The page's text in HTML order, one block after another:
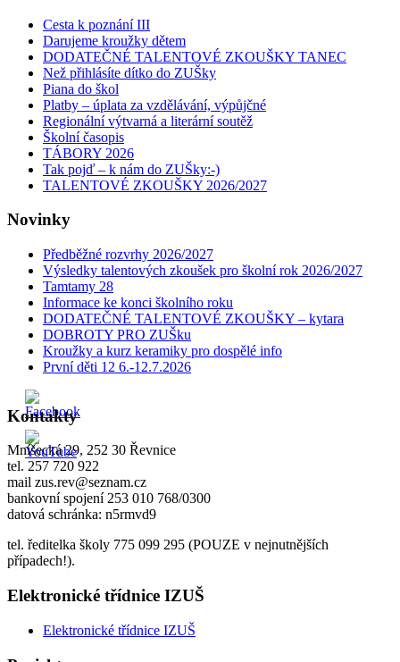
Cesta k poznání III
Darujeme kroužky dětem
DODATEČNÉ TALENTOVÉ ZKOUŠKY TANEC
Než přihlásíte dítko do ZUŠky
Piana do škol
Platby – úplata za vzdělávání, výpůjčné
Regionální výtvarná a literární soutěž
Školní časopis
TÁBORY 2026
Tak pojď – k nám do ZUŠky:-)
TALENTOVÉ ZKOUŠKY 2026/2027
Novinky
Předběžné rozvrhy 2026/2027
Výsledky talentových zkoušek pro školní rok 2026/2027
Tamtamy 28
Informace ke konci školního roku
DODATEČNÉ TALENTOVÉ ZKOUŠKY – kytara
DOBROTY PRO ZUŠku
Kroužky a kurz keramiky pro dospělé info
První děti 12 6.-12.7.2026
Kontakty
Mníšecká 29, 252 30 Řevnice
tel. 257 720 922
mail zus.rev@seznam.cz
bankovní spojení 253 010 768/0300
datová schránka: n5rmvd9
tel. ředitelka školy 775 099 295 (POUZE v nejnutnějších
případech!).
Elektronické třídnice IZUŠ
Elektronické třídnice IZUŠ